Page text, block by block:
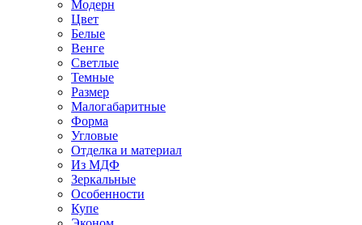
Модерн
Цвет
Белые
Венге
Светлые
Темные
Размер
Малогабаритные
Форма
Угловые
Отделка и материал
Из МДФ
Зеркальные
Особенности
Купе